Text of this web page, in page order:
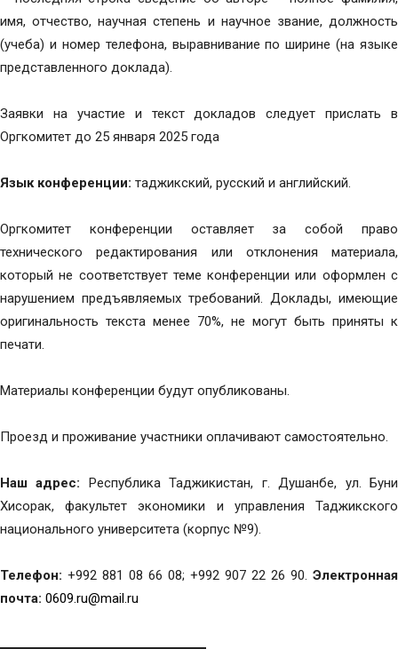
имя, отчество, научная степень и научное звание, должность
(учеба) и номер телефона, выравнивание по ширине (на языке
представленного доклада).
Заявки на участие и текст докладов следует прислать в
Оргкомитет до 25 января 2025 года
Язык конференции: таджикский, русский и английский.
Оргкомитет конференции оставляет за собой право
технического редактирования или отклонения материала,
который не соответствует теме конференции или оформлен с
нарушением предъявляемых требований. Доклады, имеющие
оригинальность текста менее 70%, не могут быть приняты к
печати.
Материалы конференции будут опубликованы.
Проезд и проживание участники оплачивают самостоятельно.
Наш адрес: Республика Таджикистан, г. Душанбе, ул. Буни
Хисорак, факультет экономики и управления Таджикского
национального университета (корпус №9).
Телефон: +992 881 08 66 08; +992 907 22 26 90. Электронная
почта: 0609.ru@mail.ru